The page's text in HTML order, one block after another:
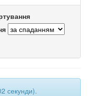
секунди).